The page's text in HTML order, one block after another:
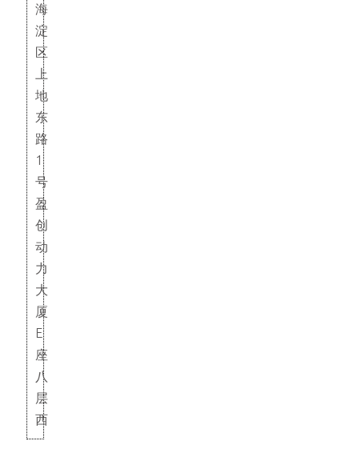
海
淀
区
上
地
东
路
1
号
盈
创
动
力
大
厦
E
座
八
层
西